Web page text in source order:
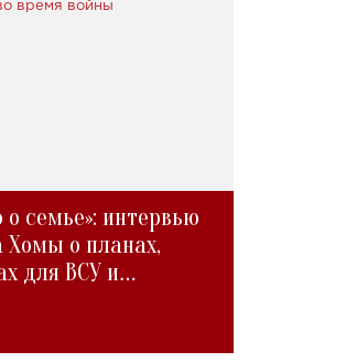
семье»: интервью
о планах,
для ВСУ и